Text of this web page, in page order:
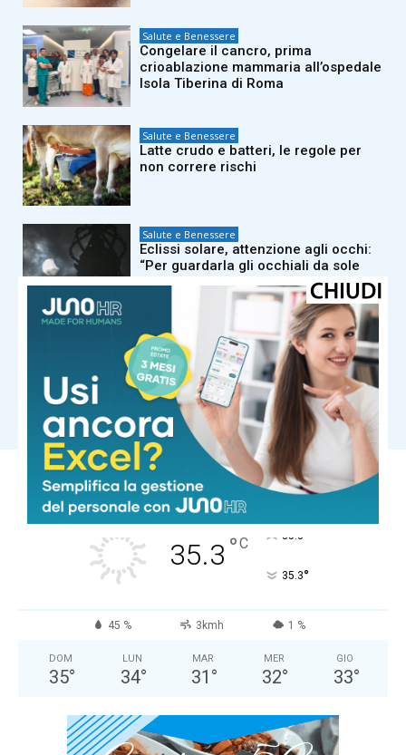
Salute e Benessere
Congelare il cancro, prima
crioablazione mammaria all’ospedale
Isola Tiberina di Roma
Salute e Benessere
Latte crudo e batteri, le regole per
non correre rischi
Salute e Benessere
Eclissi solare, attenzione agli occhi:
“Per guardarla gli occhiali da sole
non bastano”
Salute e Benessere
Arto gonfio, teso e pesante?
Potrebbe essere linfedema, ecco
cos’è
Carica altri
COMUNE DI MASSA
Cielo Sereno
35.3 °C 35.3
35.3°
45 % 3kmh 1 %
DOM
35°
LUN
34°
MAR
31 °
MER
32°
GIO
33°